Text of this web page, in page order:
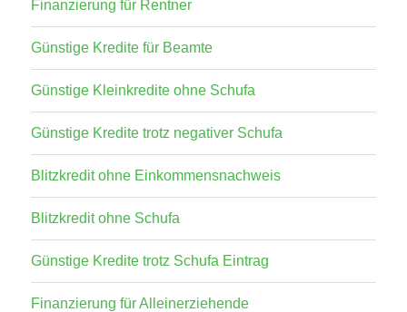
Finanzierung für Rentner
Günstige Kredite für Beamte
Günstige Kleinkredite ohne Schufa
Günstige Kredite trotz negativer Schufa
Blitzkredit ohne Einkommensnachweis
Blitzkredit ohne Schufa
Günstige Kredite trotz Schufa Eintrag
Finanzierung für Alleinerziehende